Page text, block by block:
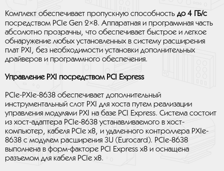
Комплект обеспечивает пропускную способность до 4 ГБ/с
посредством PCIe Gen 2×8. Аппаратная и программная часть
абсолютно прозрачны, что обеспечивает быстрое и легкое
обнаружение любых установленных в систему расширения
плат PXI, без необходимости установки дополнительных
драйверов и программного обеспечения.
Управление PXI посредством PCI Express
PCIe-PXIe-8638 обеспечивает дополнительный
инструментальный слот PXI для хоста путем реализации
управления модулями PXI на базе PCI Express. Система состоит
из хост-адаптера PCIe-8638 устанавливаемого в хост-
компьютер, кабеля PCIe x8, и удаленного контроллера PXIe-
8638 с модулем расширения 3U (Eurocard). PCIe-8638
выполнена в форм-факторе PCI Express x8 и оснащена
разъемом для кабеля PCIe x8.